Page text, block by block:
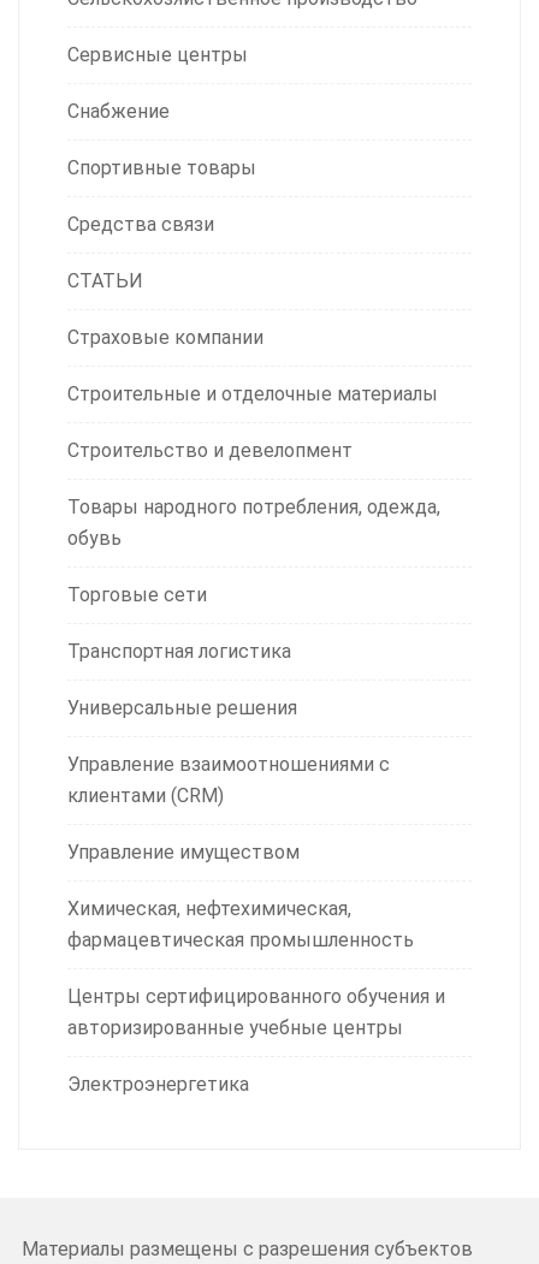
Сервисные центры
Снабжение
Спортивные товары
Средства связи
СТАТЬИ
Страховые компании
Строительные и отделочные материалы
Строительство и девелопмент
Товары народного потребления, одежда,
обувь
Торговые сети
Транспортная логистика
Универсальные решения
Управление взаимоотношениями с
клиентами (CRM)
Управление имуществом
Химическая, нефтехимическая,
фармацевтическая промышленность
Центры сертифицированного обучения и
авторизированные учебные центры
Электроэнергетика
Материалы размещены с разрешения субъектов